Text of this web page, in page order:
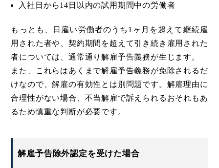
入社日から14日以内の試用期間中の労働者
もっとも、日雇い労働者のうち1ヶ月を超えて継続雇
用された者や、契約期間を超えて引き続き雇用された
者については、通常通り解雇予告義務が生じます。
また、これらはあくまで解雇予告義務が免除されるだ
けなので、解雇の有効性とは別問題です。解雇理由に
合理性がない場合、不当解雇で訴えられるおそれもあ
るため慎重な判断が必要です。
解雇予告除外認定を受けた場合